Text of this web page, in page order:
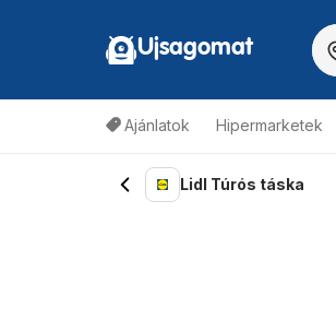
Ujsagomat
Ajánlatok Hipermarketek
Lidl Túrós táska